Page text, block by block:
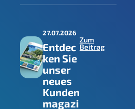
frei für den
weiterer
Grundstücke
an die
zentrale
Abwasserents
orgung.
27.07.2026
Entdec
ken Sie
unser
neues
Kunden
magazi
Zum
Beitrag